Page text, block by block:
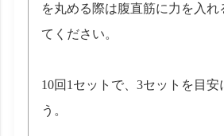
を丸める際は腹直筋に力を入れ
てください。
10回1セットで、3セットを目安
う。